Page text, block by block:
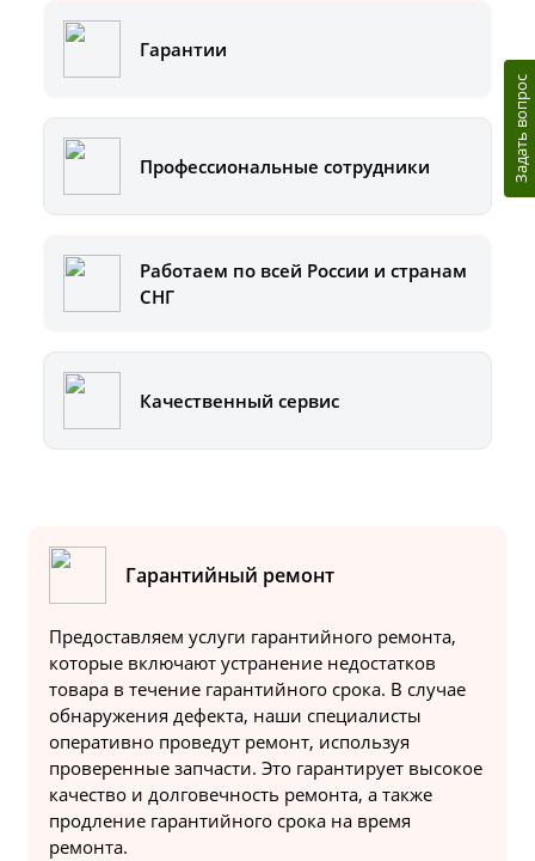
Гарантии
Профессиональные сотрудники
Работаем по всей России и странам
СНГ
Качественный сервис
Гарантийный ремонт
Предоставляем услуги гарантийного ремонта,
которые включают устранение недостатков
товара в течение гарантийного срока. В случае
обнаружения дефекта, наши специалисты
оперативно проведут ремонт, используя
проверенные запчасти. Это гарантирует высокое
качество и долговечность ремонта, а также
продление гарантийного срока на время
ремонта.
Задать вопрос